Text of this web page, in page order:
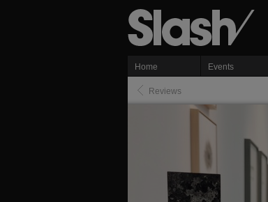
Home Events
Reviews